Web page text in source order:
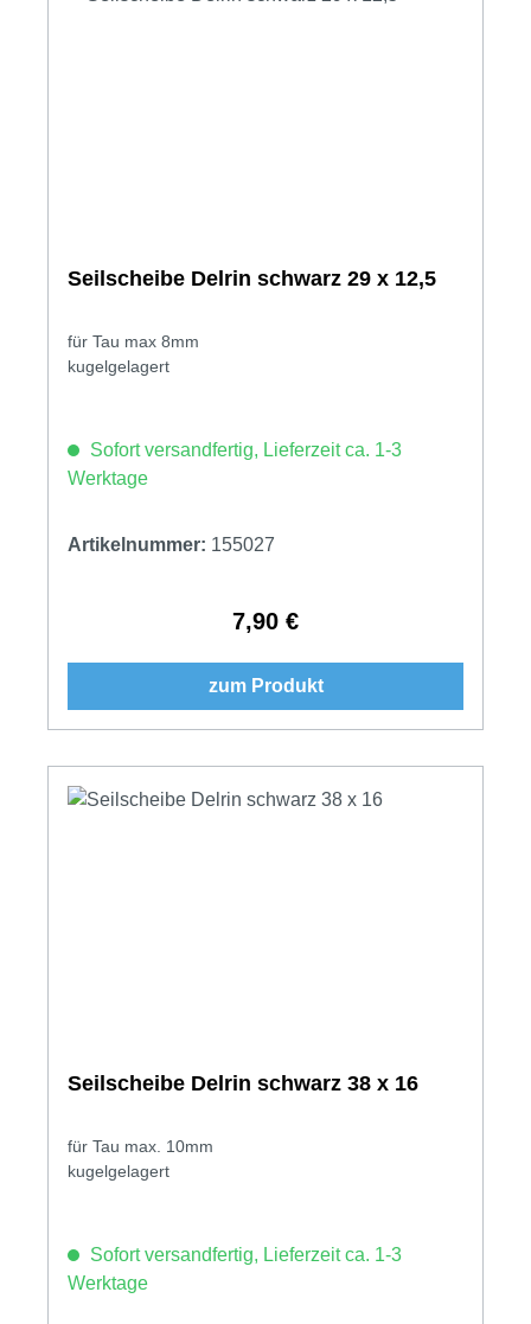
Seilscheibe Delrin schwarz 29 x 12,5
für Tau max 8mm
kugelgelagert
Sofort versandfertig, Lieferzeit ca. 1-3
Werktage
Artikelnummer: 155027
Regulärer Preis:
7,90 €
zum Produkt
Seilscheibe Delrin schwarz 38 x 16
für Tau max. 10mm
kugelgelagert
Sofort versandfertig, Lieferzeit ca. 1-3
Werktage